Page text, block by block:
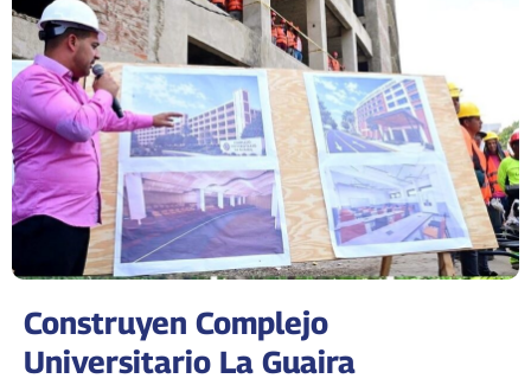
Construyen Complejo
Universitario La Guaira